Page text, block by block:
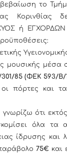
βεβαίωση το
ή
μέσα
85 (ΦΕΚ 593/Β/
πόρτες και
ότι
όλα τα
ίδρυσης και
75€ και